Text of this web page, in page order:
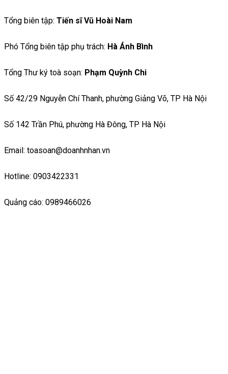
Tổng biên tập: Tiến sĩ Vũ Hoài Nam
Phó Tổng biên tập phụ trách: Hà Ánh Bình
Tổng Thư ký toà soạn: Phạm Quỳnh Chi
Số 42/29 Nguyễn Chí Thanh, phường Giảng Võ, TP Hà Nội
Số 142 Trần Phú, phường Hà Đông, TP Hà Nội
Email: toasoan@doanhnhan.vn
Hotline: 0903422331
Quảng cáo: 0989466026